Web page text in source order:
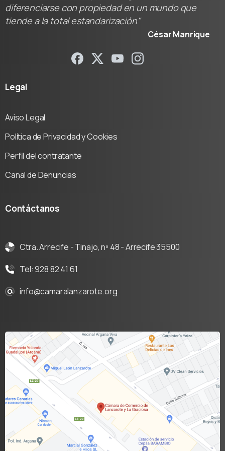
diferenciarse con propiedad en un mundo que
tiende a la total estandarización"
César Manrique
Legal
Aviso Legal
Política de Privacidad y Cookies
Perfil del contratante
Canal de Denuncias
Contáctanos
Ctra. Arrecife - Tinajo, nº 48 - Arrecife 35500
Tel: 928 82 41 61
info@camaralanzarote.org